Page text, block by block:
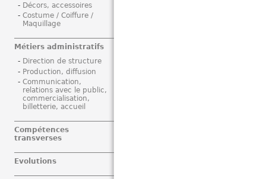
Décors, accessoires
Costume / Coiffure /
Maquillage
Métiers administratifs
Direction de structure
Production, diffusion
Communication,
relations avec le public,
commercialisation,
billetterie, accueil
Compétences
transverses
Evolutions